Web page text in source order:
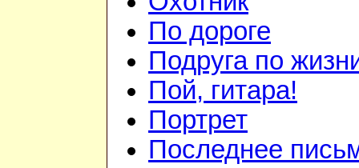
По дороге
Подруга по
Пой, гитара!
Портрет
Последнее